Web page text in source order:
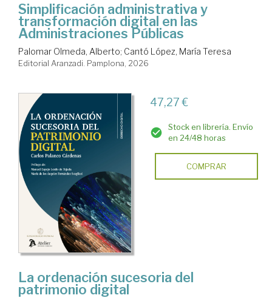
Simplificación administrativa y
transformación digital en las
Administraciones Públicas
Palomar Olmeda, Alberto; Cantó López, María Teresa
Editorial Aranzadi. Pamplona, 2026
47,27 €
Stock en librería. Envío
en 24/48 horas
COMPRAR
La ordenación sucesoria del
patrimonio digital